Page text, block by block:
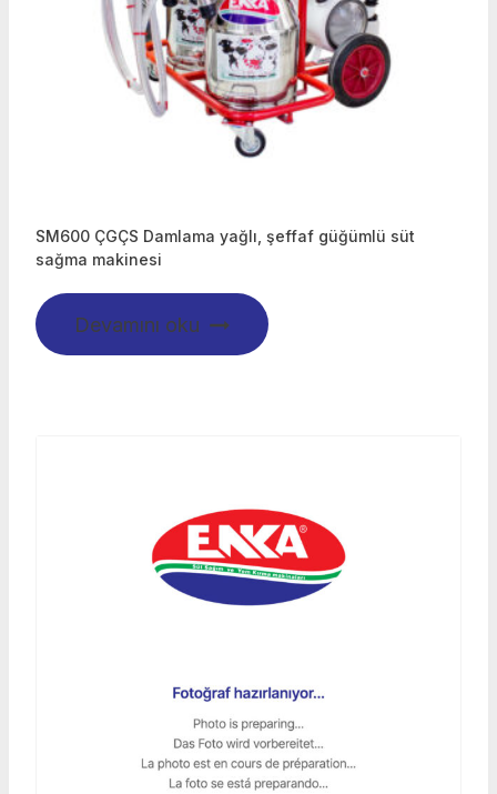
SM600 ÇGÇS Damlama yağlı, şeffaf güğümlü süt
sağma makinesi
Devamını oku